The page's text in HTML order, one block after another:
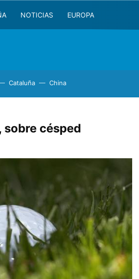
NOTICIAS EUROPA
Cataluña China
sobre césped